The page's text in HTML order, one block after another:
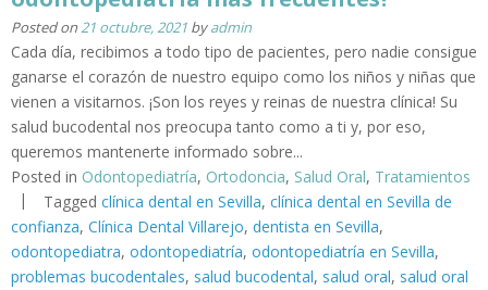
Posted on21 octubre, 2021 byadmin
Cada día, recibimos a todo tipo de pacientes, pero nadie consigue
ganarse el corazón de nuestro equipo como los niños y niñas que
vienen a visitarnos. ¡Son los reyes y reinas de nuestra clínica! Su
salud bucodental nos preocupa tanto como a ti y, por eso,
queremos mantenerte informado sobre...
Posted in Odontopediatría, Ortodoncia, Salud Oral, Tratamientos
Tagged clínica dental en Sevilla, clínica dental en Sevilla de
confianza, Clínica Dental Villarejo, dentista en Sevilla,
odontopediatra, odontopediatría, odontopediatría en Sevilla,
problemas bucodentales, salud bucodental, salud oral, salud oral